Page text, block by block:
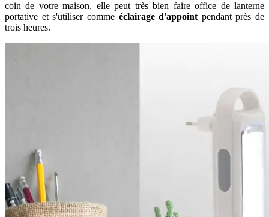
coin de votre maison, elle peut très bien faire office de lanterne
portative et s'utiliser comme éclairage d'appoint pendant près de
trois heures.